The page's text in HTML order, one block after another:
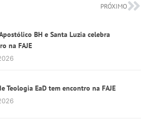
PRÓXIMO
BH e Santa Luzia celebra
na FAJE
Teologia EaD tem encontro na FAJE